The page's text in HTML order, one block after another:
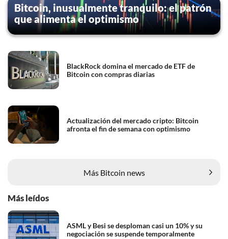
Bitcoin, inusualmente tranquilo: el patrón
que alimenta el optimismo
BlackRock domina el mercado de ETF de
Bitcoin con compras diarias
Actualización del mercado cripto: Bitcoin
afronta el fin de semana con optimismo
Más Bitcoin news
Más leídos
ASML y Besi se desploman casi un 10% y su
negociación se suspende temporalmente